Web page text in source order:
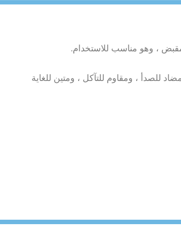
، وهو مناسب للاستخدام.